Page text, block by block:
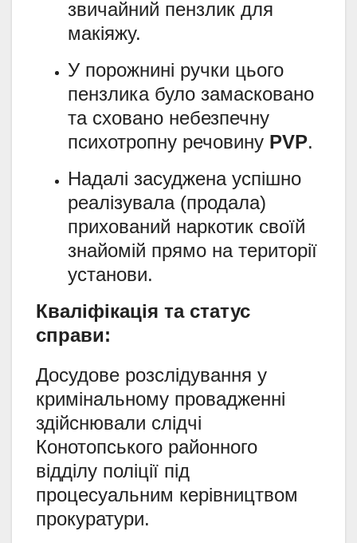
звичайний пензлик для
макіяжу.
У порожнині ручки цього
пензлика було замасковано
та сховано небезпечну
психотропну речовину PVP.
Надалі засуджена успішно
реалізувала (продала)
прихований наркотик своїй
знайомій прямо на території
установи.
Кваліфікація та статус
справи:
Досудове розслідування у
кримінальному провадженні
здійснювали слідчі
Конотопського районного
відділу поліції під
процесуальним керівництвом
прокуратури.